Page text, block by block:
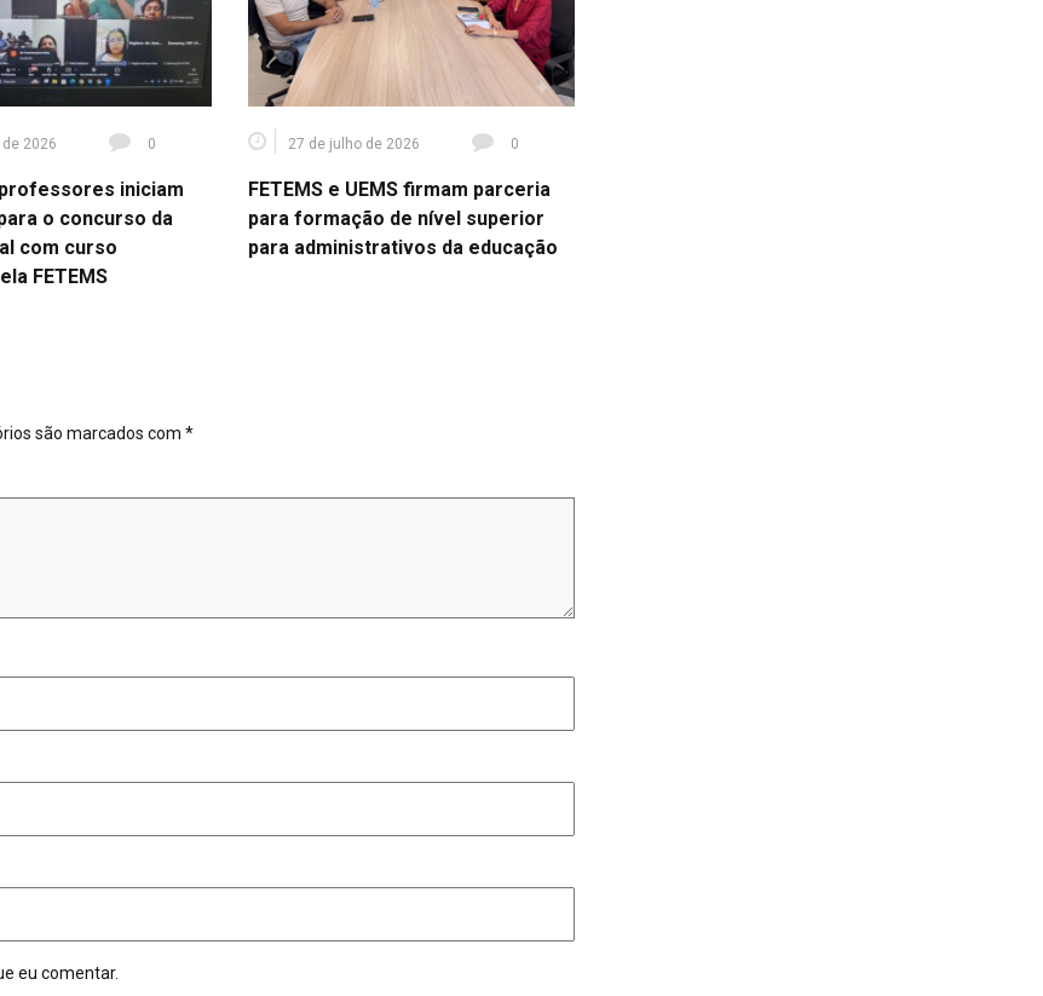
2026 0
iniciam
o concurso da
com curso
FETEMS
27 de julho de 2026 0
FETEMS e UEMS firmam parceria
para formação de nível superior
para administrativos da educação
são marcados com *
eu comentar.